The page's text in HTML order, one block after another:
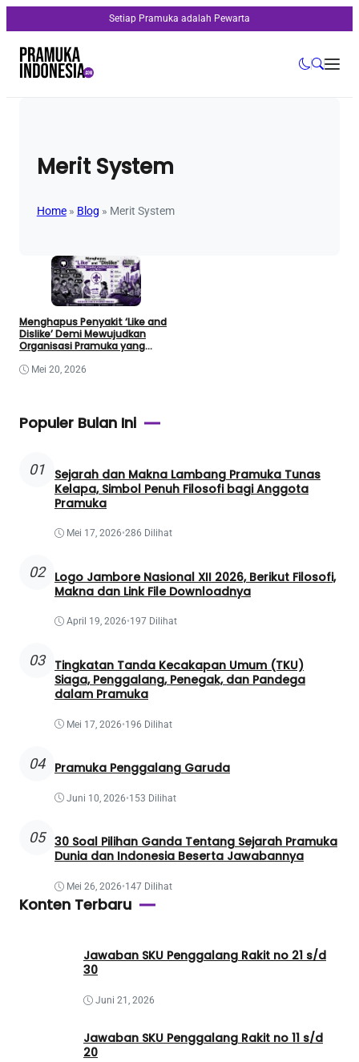
Setiap Pramuka adalah Pewarta
Merit System
Home» Blog » Merit System
Menghapus Penyakit ‘Like and
Dislike’ Demi Mewujudkan
Organisasi Pramuka yang
Mei 20, 2026
Populer Bulan Ini
01
Sejarah dan Makna Lambang Pramuka Tunas
Kelapa, Simbol Penuh Filosofi bagi Anggota
Pramuka
Mei 17, 2026•286 Dilihat
02
Logo Jambore Nasional XII 2026, Berikut Filosofi,
Makna dan Link File Downloadnya
April 19, 2026•197 Dilihat
03
Tingkatan Tanda Kecakapan Umum (TKU)
Siaga, Penggalang, Penegak, dan Pandega
dalam Pramuka
Mei 17, 2026•196 Dilihat
04 Pramuka Penggalang Garuda
Juni 10, 2026•153 Dilihat
05 30 Soal Pilihan Ganda Tentang Sejarah Pramuka
Dunia dan Indonesia Beserta Jawabannya
Mei 26, 2026•147 Dilihat
Konten Terbaru
Jawaban SKU Penggalang Rakit no 21 s/d
30
Juni 21, 2026
Jawaban SKU Penggalang Rakit no 11 s/d
20